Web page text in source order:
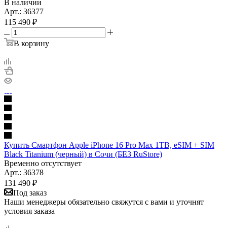
В наличии
Арт.: 36377
115 490 ₽
В корзину
Купить Смартфон Apple iPhone 16 Pro Max 1TB, eSIM + SIM
Black Titanium (черный) в Сочи (БЕЗ RuStore)
Временно отсутствует
Арт.: 36378
131 490 ₽
Под заказ
Наши менеджеры обязательно свяжутся с вами и уточнят
условия заказа